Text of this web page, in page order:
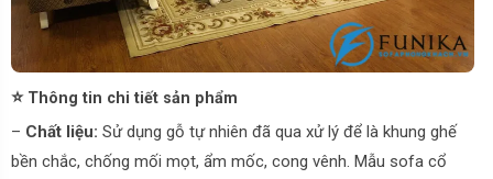
⭐ Thông tin chi tiết sản phẩm
– Chất liệu: Sử dụng gỗ tự nhiên đã qua xử lý để là khung ghế
bền chắc, chống mối mọt, ẩm mốc, cong vênh. Mẫu sofa cổ